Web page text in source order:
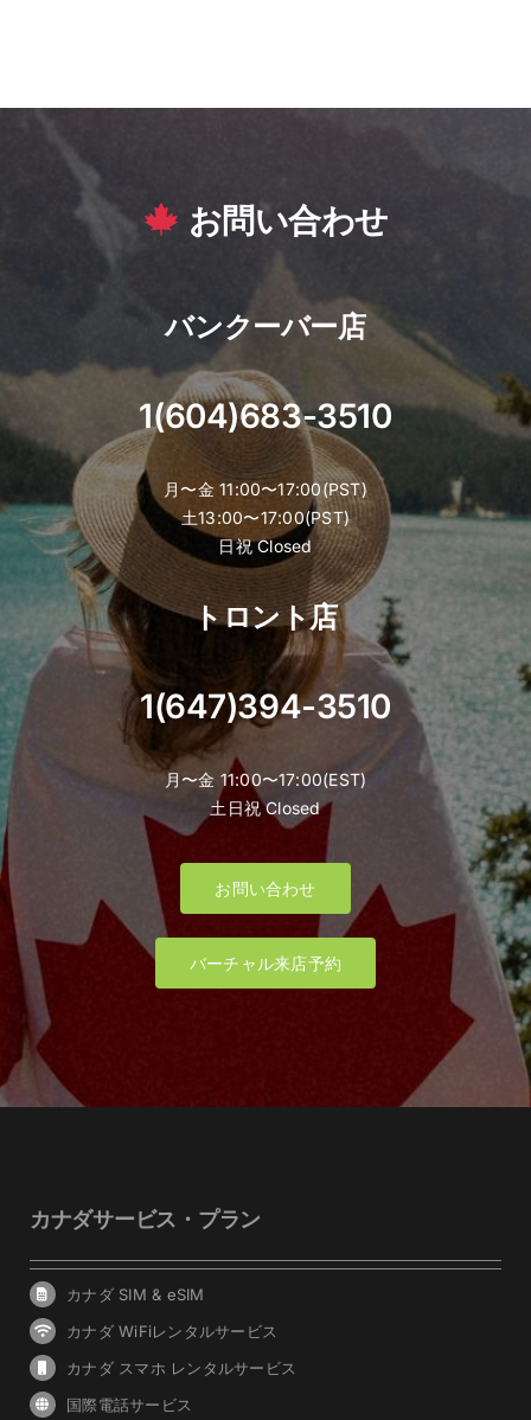
お問い合わせ
バンクーバー店
1(604)683-3510
月〜金 11:00〜17:00(PST)
土13:00〜17:00(PST)
日祝 Closed
トロント店
1(647)394-3510
月〜金 11:00〜17:00(EST)
土日祝 Closed
お問い合わせ
バーチャル来店予約
カナダサービス・プラン
カナダ SIM & eSIM
カナダ WiFiレンタルサービス
カナダ スマホ レンタルサービス
国際電話サービス